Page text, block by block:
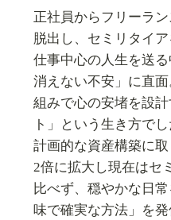
正社員からフリーラ
脱出し、セミリタイア
仕事中心の人生を送
消えない不安」に直
組みで心の安堵を設
ト」という生き方でし
計画的な資産構築に
2倍に拡大し現在はセ
比べず、穏やかな日
味で確実な方法」を発